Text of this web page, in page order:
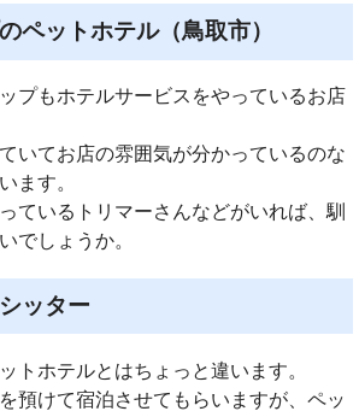
ペットホテル（鳥取市）
プもホテルサービスをやっているお店
いてお店の雰囲気が分かっているのな
ます。
ているトリマーさんなどがいれば、馴
でしょうか。
ッター
トホテルとはちょっと違います。
預けて宿泊させてもらいますが、ペッ